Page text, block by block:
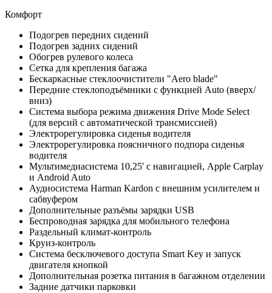
Комфорт
Подогрев передних сидений
Подогрев задних сидений
Обогрев рулевого колеса
Сетка для крепления багажа
Бескаркасные стеклоочистители "Aero blade"
Передние стеклоподъёмники с функцией Auto (вверх/
вниз)
Система выбора режима движения Drive Mode Select
(для версий с автоматической трансмиссией)
Электрорегулировка сиденья водителя
Электрорегулировка поясничного подпора сиденья
водителя
Мультимедиасистема 10,25' с навигацией, Apple Carplay
и Android Auto
Аудиосистема Harman Kardon с внешним усилителем и
сабвуфером
Дополнительные разъёмы зарядки USB
Беспроводная зарядка для мобильного телефона
Раздельный климат-контроль
Круиз-контроль
Система бесключевого доступа Smart Key и запуск
двигателя кнопкой
Дополнительная розетка питания в багажном отделении
Задние датчики парковки